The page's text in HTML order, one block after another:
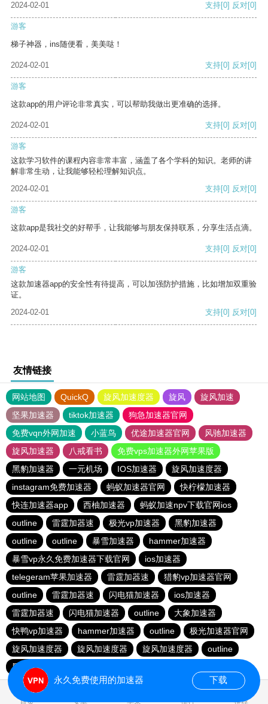
2024-02-01
支持[0] 反对[0]
游客
梯子神器，ins随便看，美美哒！
2024-02-01 支持[0] 反对[0]
游客
这款app的用户评论非常真实，可以帮助我做出更准确的选择。
2024-02-01 支持[0] 反对[0]
游客
这款学习软件的课程内容非常丰富，涵盖了各个学科的知识。老师的讲
解非常生动，让我能够轻松理解知识点。
2024-02-01
支持[0] 反对[0]
游客
这款app是我社交的好帮手，让我能够与朋友保持联系，分享生活点滴。
2024-02-01 支持[0] 反对[0]
游客
这款加速器app的安全性有待提高，可以加强防护措施，比如增加双重验
证。
2024-02-01
支持[0] 反对[0]
友情链接
网站地图 QuickQ 旋风加速度器 旋风
旋风加速
坚果加速器
tiktok加速器
狗急加速器官网
免费vqn外网加速
小蓝鸟 优途加速器官网
风驰加速器
旋风加速器
八戒看书
免费vps加速器外网苹果版
黑豹加速器
一元机场 IOS加速器
旋风加速度器
instagram免费加速器
蚂蚁加速器官网
快柠檬加速器
快连加速器app
西柚加速器
蚂蚁加速npv下载官网ios
outline
雷霆加器速 极光vp加速器
黑豹加速器
outline
outline 暴雪加速器
hammer加速器
暴雪vp永久免费加速器下载官网
ios加速器
telegeram苹果加速器
雷霆加器速
猎豹vp加速器官网
outline
雷霆加器速 闪电猫加速器
ios加速器
雷霆加器速
闪电猫加速器 outline
大象加速器
快鸭vp加速器
hammer加速器 outline
极光加速器官网
旋风加速度器
旋风加速度器 旋风加速度器
outline
黑洞加速官网
首页 安卓 苹果 排行 推荐
永久免费使用的加速器 下载
1.396712s